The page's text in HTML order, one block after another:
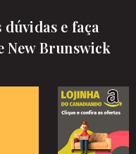
dúvidas e faça
New Brunswick